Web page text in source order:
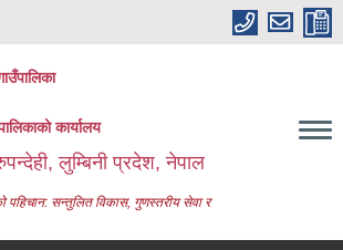
कार्यालय
लुम्बिनी प्रदेश, नेपाल
पहिचान: सन्तुलित विकास, गुणस्तरीय सेवा र